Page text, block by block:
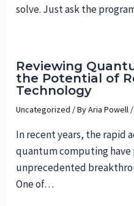
solve. Just ask the
Reviewing
the Potential of
Technology
Uncategorized / ByAria Powell /
In recent years, the rapid
quantum computing have
unprecedented
One of…